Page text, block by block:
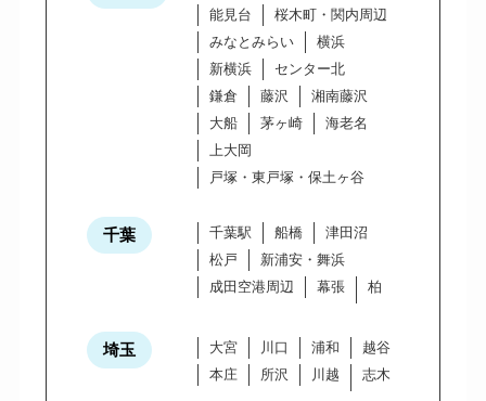
能見台
桜木町・関内周辺
みなとみらい
横浜
新横浜
センター北
鎌倉
藤沢
湘南藤沢
大船
茅ヶ崎
海老名
上大岡
戸塚・東戸塚・保土ヶ谷
千葉 千葉駅 船橋
津田沼
松戸
新浦安・舞浜
成田空港周辺
幕張 柏
埼玉 大宮 川口 浦和
越谷
本庄
所沢 川越 志木